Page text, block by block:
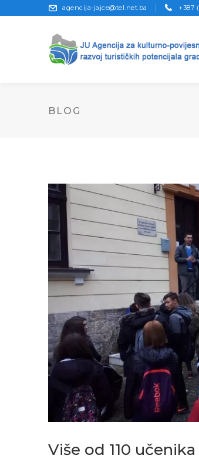
agencija-jajce@tel.net.ba +387
BLOG
Više od 110